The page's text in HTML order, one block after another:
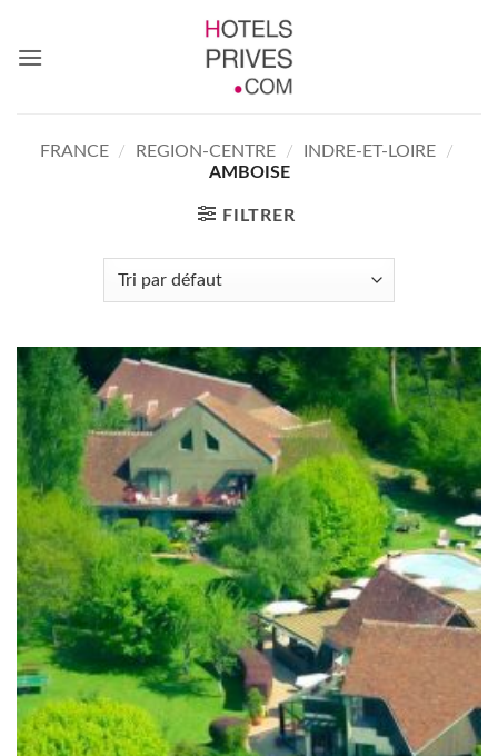
contenu
FRANCE / REGION-CENTRE / INDRE-ET-LOIRE
/
AMBOISE
FILTRER